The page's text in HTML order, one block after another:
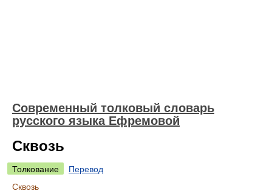
Современный толковый словарь
русского языка Ефремовой
Сквозь
Толкование
Перевод
Сквозь